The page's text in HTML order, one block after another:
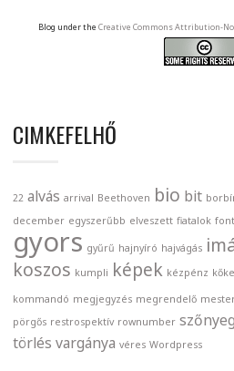
Blog under the Creative Commons Attribution-
CIMKEFELHŐ
22 alvás arrival Beethoven bio bit
december egyszerűbb elveszett fiatalok
gyors gyűrű hajnyíró hajvágás
koszos kumpli képek kézpénz
kommandó megjegyzés megrendelő
pörgős restrospektív rownumber szőnyeg
törlés vargánya véres Wordpress